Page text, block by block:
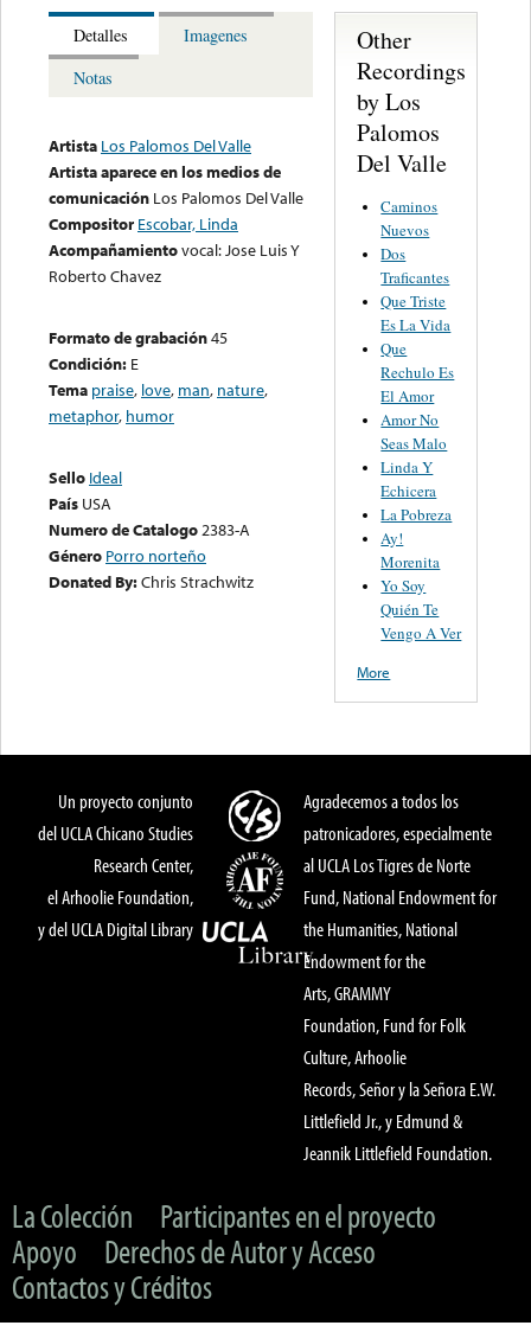
Detalles
Imagenes
Notas
Artista Los Palomos Del Valle
Artista aparece en los medios de
comunicación Los Palomos Del Valle
Compositor Escobar, Linda
Acompañamientovocal: Jose Luis Y
Roberto Chavez
Formato de grabación45
Condición: E
Tema praise, love, man, nature,
metaphor, humor
Sello Ideal
País USA
Numero de Catalogo2383-A
Género Porro norteño
Donated By:Chris Strachwitz
Other
Recordings
by Los
Palomos
Del Valle
Caminos
Nuevos
Dos
Traficantes
Que Triste
Es La Vida
Que
Rechulo Es
El Amor
Amor No
Seas Malo
Linda Y
Echicera
La Pobreza
Ay!
Morenita
Yo Soy
Quién Te
Vengo A Ver
More
Un proyecto conjunto
del UCLA Chicano Studies
Research Center,
el Arhoolie Foundation,
y del UCLA Digital Library
Agradecemos a todos los
patronicadores, especialmente
al UCLA Los Tigres de Norte
Fund, National Endowment for
the Humanities, National
Endowment for the
Arts, GRAMMY
Foundation, Fund for Folk
Culture, Arhoolie
Records, Señor y la Señora E.W.
Littlefield Jr., y Edmund &
Jeannik Littlefield Foundation.
La Colección
Participantes en el proyecto
Apoyo
Derechos de Autor y Acceso
Contactos y Créditos